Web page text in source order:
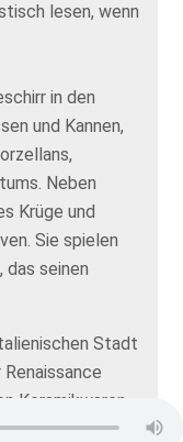
lesen, wenn
in den
und Kannen,
Neben
Krüge und
Sie spielen
seinen
Stadt
Keramikwaren